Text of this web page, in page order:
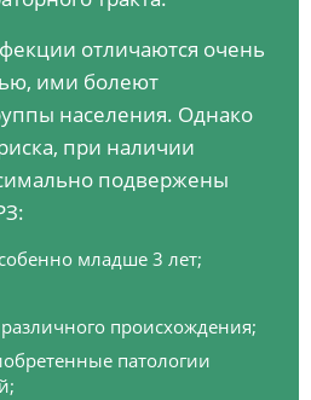
отличаются очень
ими болеют
населения. Однако
при наличии
подвержены
младше 3 лет;
происхождения;
патологии